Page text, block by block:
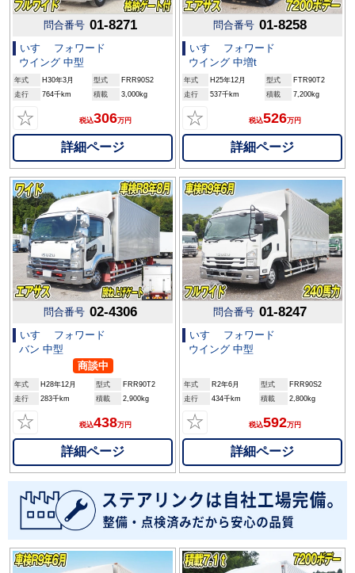
問合番号 01-8271
いすゞ フォワード
ウイング 中型
年式 H30年3月 型式
FRR90S2
走行
764千km 積載 3,000kg
☆ 税込306万円
詳細ページ
問合番号 01-8258
いすゞ フォワード
ウイング 中増t
年式 H25年12月 型式
FTR90T2
走行
537千km 積載 7,200kg
☆ 税込526万円
詳細ページ
問合番号 02-4306
いすゞ フォワード
バン 中型
商談中
年式 H28年12月 型式
FRR90T2
走行
283千km 積載 2,900kg
☆ 税込438万円
詳細ページ
問合番号 01-8247
いすゞ フォワード
ウイング 中型
年式 R2年6月 型式
FRR90S2
走行
434千km 積載 2,800kg
☆ 税込592万円
詳細ページ